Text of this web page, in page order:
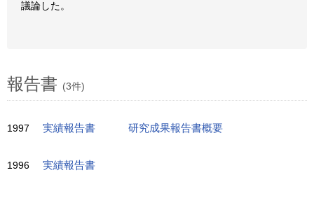
議論した。
報告書 (3件)
1997 実績報告書 研究成果報告書概要
1996 実績報告書